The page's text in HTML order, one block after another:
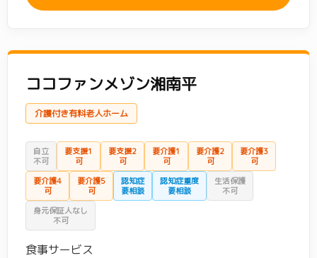
ココファンメゾン湘南平
介護付き有料老人ホーム
自立
不可
要支援1
可
要支援2
可
要介護1
可
要介護2
可
要介護3
可
要介護4
可
要介護5
可
認知症
要相談
認知症重度
要相談
生活保護
不可
身元保証人なし
不可
食事サービス